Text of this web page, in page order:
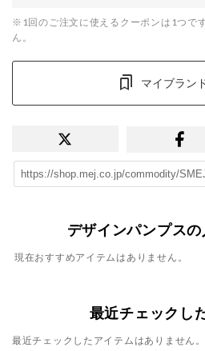
※1回のご注文に使えるクーポンは1つで
ん。
マイブラン
デザインパンプス
現在おすすめアイテムはありません。
最近チェックし
最近チェックしたアイテムはありません。